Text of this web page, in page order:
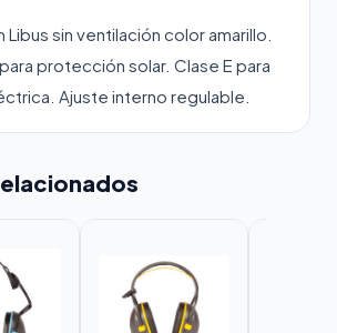
Libus sin ventilación color amarillo.
protección solar. Clase E para
Ajuste interno regulable.